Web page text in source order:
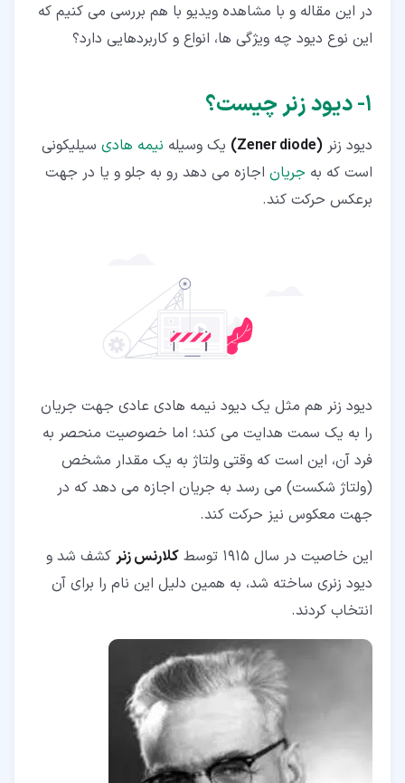
۶‏- کاربرد دیود زنر
۶‏-‏۱‏- برش دهنده شکل موج (Waveform clipper)
در این مقاله و با مشاهده ویدیو با هم بررسی می کنیم که
این نوع دیود چه ویژگی ها، انواع و کاربردهایی دارد؟
۱‏- دیود زنر چیست؟
دیود زنر (Zener diode) یک وسیله نیمه هادی سیلیکونی
است که به جریان اجازه می دهد رو به جلو و یا در جهت
برعکس حرکت کند.
دیود زنر هم مثل یک دیود نیمه هادی عادی جهت جریان
را به یک سمت هدایت می کند؛ اما خصوصیت منحصر به
فرد آن، این است که وقتی ولتاژ به یک مقدار مشخص
(ولتاژ شکست) می رسد به جریان اجازه می دهد که در
جهت معکوس نیز حرکت کند.
این خاصیت در سال 1915 توسط
کلارنس زنر کشف شد و
دیود زنری ساخته شد، به همین دلیل این نام را برای آن
انتخاب کردند.